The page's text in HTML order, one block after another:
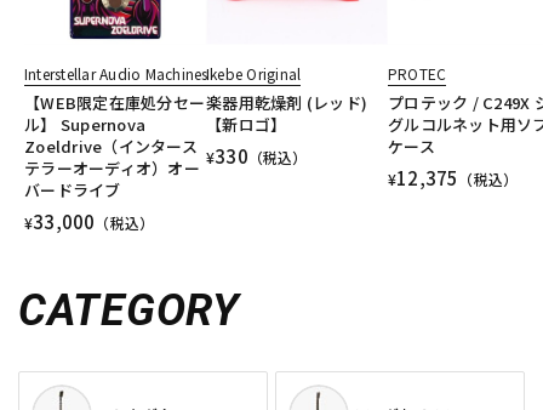
Interstellar Audio Machines
【WEB限定在庫処分セー
ル】 Supernova
Zoeldrive（インタース
テラーオーディオ）オー
バードライブ
¥33,000 （税込）
Ikebe Original
楽器用乾燥剤 (レッド)
【新ロゴ】
¥330 （税込）
PROTEC
プロテック / C249X
グルコルネット用ソ
ケース
¥12,375 （税込）
CATEGORY